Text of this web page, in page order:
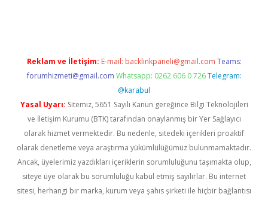
Reklam ve İletişim: E-mail: backlinkpaneli@gmail.com Teams:
forumhizmeti@gmail.com Whatsapp: 0262 606 0 726 Telegram:
@karabul
Yasal Uyarı: Sitemiz, 5651 Sayılı Kanun gereğince Bilgi Teknolojileri
ve İletişim Kurumu (BTK) tarafından onaylanmış bir Yer Sağlayıcı
olarak hizmet vermektedir. Bu nedenle, sitedeki içerikleri proaktif
olarak denetleme veya araştırma yükümlülüğümüz bulunmamaktadır.
Ancak, üyelerimiz yazdıkları içeriklerin sorumluluğunu taşımakta olup,
siteye üye olarak bu sorumluluğu kabul etmiş sayılırlar. Bu internet
sitesi, herhangi bir marka, kurum veya şahıs şirketi ile hiçbir bağlantısı